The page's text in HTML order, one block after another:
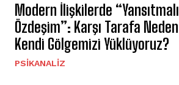
Modern İlişkilerde “Yansıtmalı
Özdeşim”: Karşı Tarafa Neden
Kendi Gölgemizi Yüklüyoruz?
PSIKANALIZ